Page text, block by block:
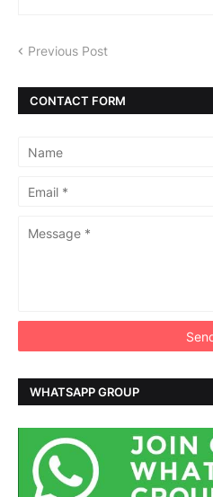
Previous Post
CONTACT FORM
WHATSAPP GROUP